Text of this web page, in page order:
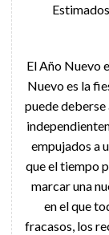
El Año Nuevo
Nuevo es la
puede deberse
empujados a
que el tiempo
marcar una
en el que
fracasos, los